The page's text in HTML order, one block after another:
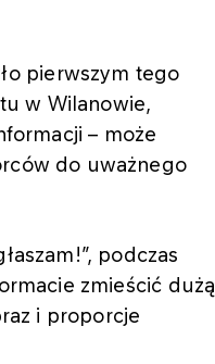
pierwszym tego
w Wilanowie,
– może
do uważnego
podczas
zmieścić dużą
i proporcje